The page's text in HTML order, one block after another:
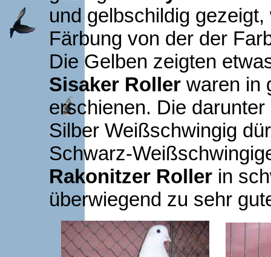
und gelbschildig
Färbung von der der
Die Gelben zeigten
Sisaker Rollerwaren in
erschienen. Die darunter
Silber Weißschwingig
Schwarz-
Rakonitzer Rollerin
überwiegend zu sehr